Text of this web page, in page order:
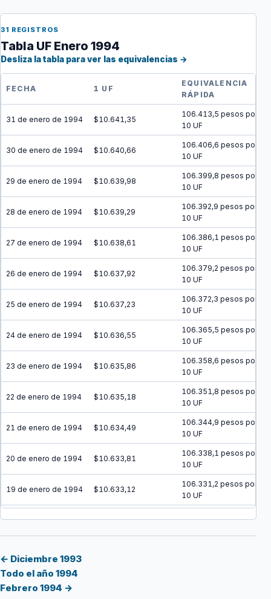
31 REGISTROS
Tabla UF Enero 1994
Desliza la tabla para ver las equivalencias →
FECHA 1 UF
EQUIVALENCIA
RÁPIDA
31 de enero de 1994 $10.641,35
106.413,5 pesos por
10 UF
30 de enero de 1994 $10.640,66
106.406,6 pesos por
10 UF
29 de enero de 1994 $10.639,98
106.399,8 pesos por
10 UF
28 de enero de 1994 $10.639,29
106.392,9 pesos por
10 UF
27 de enero de 1994 $10.638,61
106.386,1 pesos por
10 UF
26 de enero de 1994 $10.637,92
106.379,2 pesos por
10 UF
25 de enero de 1994 $10.637,23
106.372,3 pesos por
10 UF
24 de enero de 1994 $10.636,55
106.365,5 pesos por
10 UF
23 de enero de 1994 $10.635,86
106.358,6 pesos por
10 UF
22 de enero de 1994 $10.635,18
106.351,8 pesos por
10 UF
21 de enero de 1994 $10.634,49
106.344,9 pesos por
10 UF
20 de enero de 1994 $10.633,81
106.338,1 pesos por
10 UF
19 de enero de 1994 $10.633,12
106.331,2 pesos por
10 UF
18 de enero de 1994 $10.632,44
← Diciembre 1993
Todo el año 1994
Febrero 1994 →